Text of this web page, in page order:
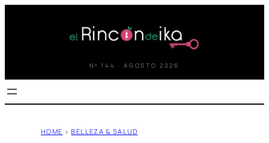
Nº 144 · AGOSTO 2026
HOME » BELLEZA & SALUD